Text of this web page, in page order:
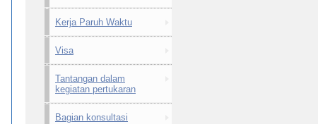
Kerja Paruh Waktu
Visa
Tantangan dalam
kegiatan pertukaran
Bagian konsultasi